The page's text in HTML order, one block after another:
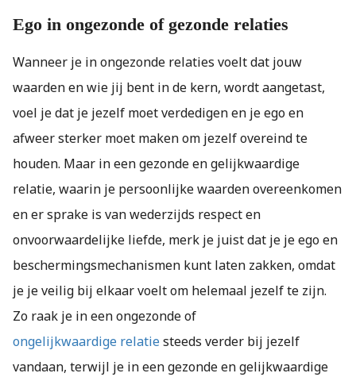
Ego in ongezonde of gezonde relaties
Wanneer je in ongezonde relaties voelt dat jouw
waarden en wie jij bent in de kern, wordt aangetast,
voel je dat je jezelf moet verdedigen en je ego en
afweer sterker moet maken om jezelf overeind te
houden. Maar in een gezonde en gelijkwaardige
relatie, waarin je persoonlijke waarden overeenkomen
en er sprake is van wederzijds respect en
onvoorwaardelijke liefde, merk je juist dat je je ego en
beschermingsmechanismen kunt laten zakken, omdat
je je veilig bij elkaar voelt om helemaal jezelf te zijn.
Zo raak je in een ongezonde of
ongelijkwaardige relatiesteeds verder bij jezelf
vandaan, terwijl je in een gezonde en gelijkwaardige